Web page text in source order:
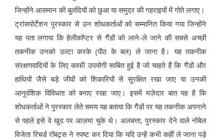
जिन्होंने आसमान की बुलंदियों को छुआ या समुद्र की गहराइयों में गोते लगाए।
ट्रांसपोर्टेशन पुरस्कार से उन शोधकर्ताओं को सम्मानित किया गया जिन्होंने
यह पता लगाया कि हेलीकॉप्टर से गैंडों को लाने-ले जाने की सबसे अच्छी
तकनीक उनको उल्टा करके (पीठ के बल) ले जाना है। यह तकनीक
संरक्षणवादियों के लिए काफी उपयोगी साबित हुई है जो चाहते हैं कि गैंडों और
हाथियों जैसे बड़े जीवों को शिकारियों से सुरक्षित रखा जाए या उनकी
आनुवंशिक विविधता को बनाए रखा जाए। इसमें मज़ेदार बात यह है कि
शोधकर्ताओं ने पुरस्कार लेते समय यह बताया कि गैंडों पर यह तकनीक अपनाने
से पहले इसे वे खुद पर आज़मा चुके थे। अलबत्ता, पुरस्कार देने वाले नोबेल
विजेता रिचर्ड रॉबट्र्स ने स्पष्ट कर दिया कि यदि उन्हें कभी कहीं ले जाना पड़े